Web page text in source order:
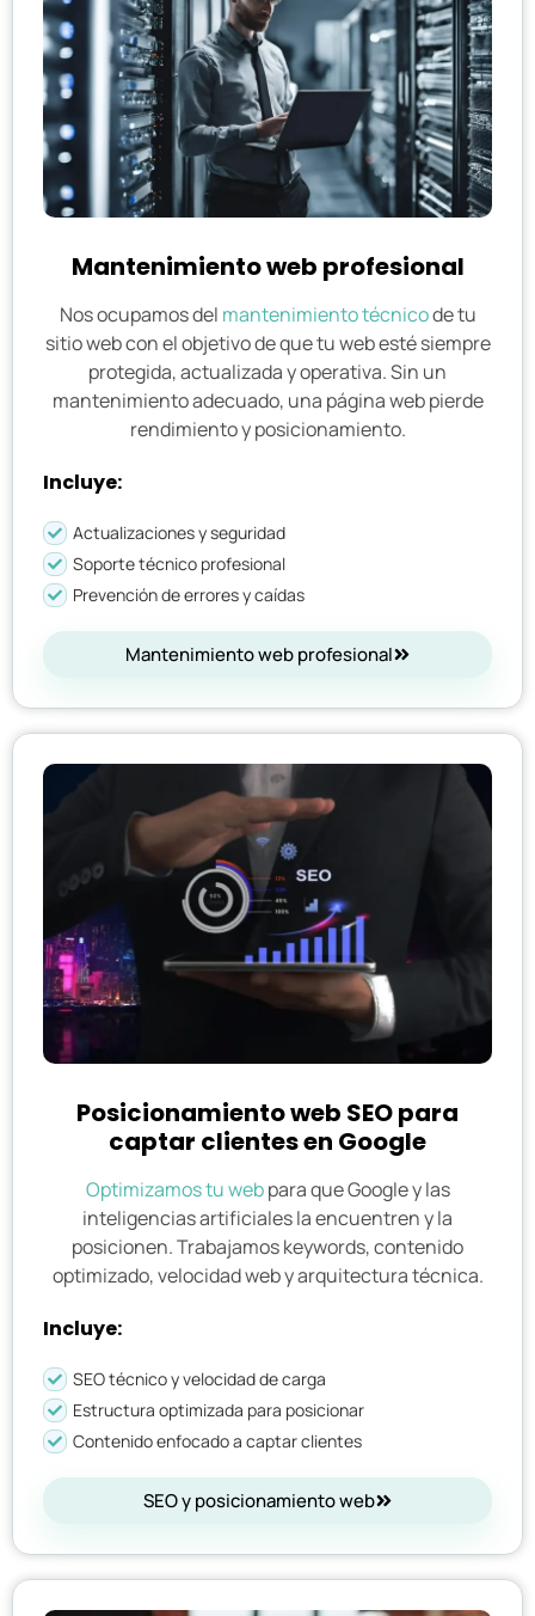
Mantenimiento web profesional
Nos ocupamos del mantenimiento técnicode tu
sitio web con el objetivo de que tu web esté siempre
protegida, actualizada y operativa. Sin un
mantenimiento adecuado, una página web pierde
rendimiento y posicionamiento.
Incluye:
Actualizaciones y seguridad
Soporte técnico profesional
Prevención de errores y caídas
Mantenimiento web profesional
Posicionamiento web SEO para
captar clientes en Google
Optimizamos tu webpara que Google y las
inteligencias artificiales la encuentren y la
posicionen. Trabajamos keywords, contenido
optimizado, velocidad web y arquitectura técnica.
Incluye:
SEO técnico y velocidad de carga
Estructura optimizada para posicionar
Contenido enfocado a captar clientes
SEO y posicionamiento web